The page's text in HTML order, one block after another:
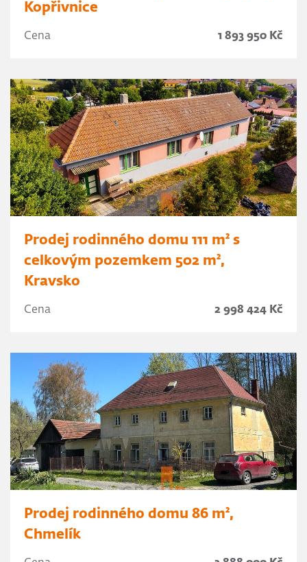
Kopřivnice
Cena 1 893 950 Kč
Prodej rodinného domu 111 m² s
celkovým pozemkem 502 m²,
Kravsko
Cena 2 998 424 Kč
Prodej rodinného domu 86 m²,
Chmelík